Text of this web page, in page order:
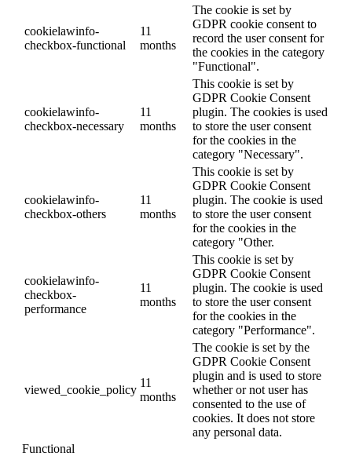
cookielawinfo-
checkbox-functional
11
months
The cookie is set by
GDPR cookie consent to
record the user consent for
the cookies in the category
"Functional".
cookielawinfo-
checkbox-necessary
11
months
This cookie is set by
GDPR Cookie Consent
plugin. The cookies is used
to store the user consent
for the cookies in the
category "Necessary".
cookielawinfo-
checkbox-others
11
months
This cookie is set by
GDPR Cookie Consent
plugin. The cookie is used
to store the user consent
for the cookies in the
category "Other.
cookielawinfo-
checkbox-
performance
11
months
This cookie is set by
GDPR Cookie Consent
plugin. The cookie is used
to store the user consent
for the cookies in the
category "Performance".
viewed_cookie_policy
11
months
The cookie is set by the
GDPR Cookie Consent
plugin and is used to store
whether or not user has
consented to the use of
cookies. It does not store
any personal data.
Functional